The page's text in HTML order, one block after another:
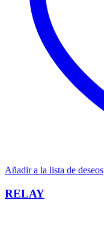
Añadir a la lista de deseos
RELAY